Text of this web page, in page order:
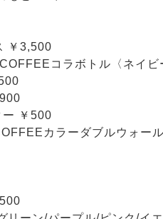
￥3,500
コラボトル〈ネイ
ー ￥500
カラーダブルウォー